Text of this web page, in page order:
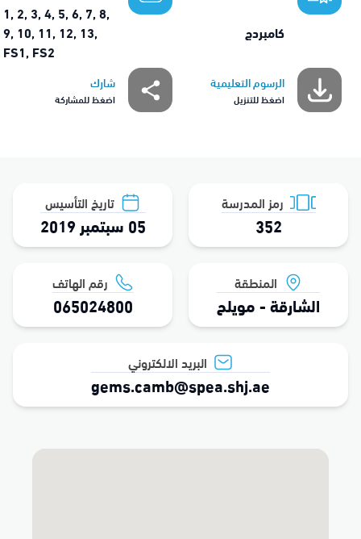
كامبردج
1, 2, 3, 4, 5, 6, 7, 8,
9, 10, 11, 12, 13,
FS1, FS2
الرسوم التعليمية
اضغظ للتنزيل
شارك
اضغظ للمشاركة
رمز المدرسة
352
تاريخ التأسيس
05 سبتمبر 2019
المنطقة
الشارقة - مويلح
رقم الهاتف
065024800
البريد الالكتروني
gems.camb@spea.shj.ae